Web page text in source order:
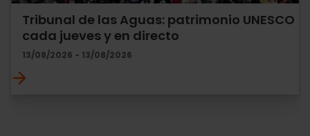
Tribunal de las Aguas: patrimonio UNESCO
cada jueves y en directo
13/08/2026 - 13/08/2026